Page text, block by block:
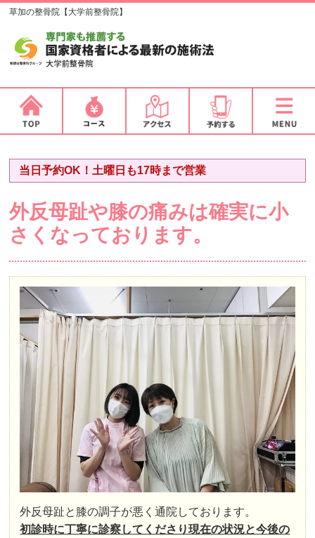
草加の整骨院【大学前整骨院】
当日予約OK！土曜日も17時まで営業
外反母趾や膝の痛みは確実に小
さくなっております。
外反母趾と膝の調子が悪く通院しております。
初診時に丁寧に診察してくださり現在の状況と今後の